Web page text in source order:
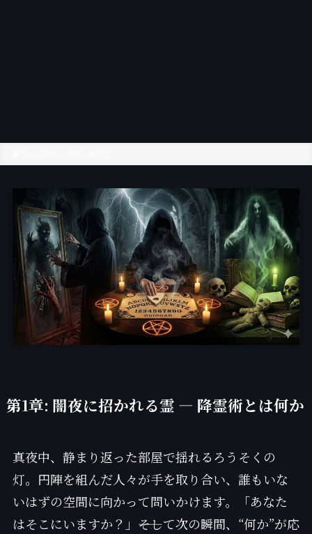
第1章: 闇夜に招かれる霊 — 降霊術とは何か
真夜中、静まり返った部屋で揺れるろうそくの
灯。円陣を組んだ人々が手を取り合い、誰もいな
いはずの空間に向かって問いかけます。「あなた
はそこにいますか？」――そして次の瞬間、“何か”が応